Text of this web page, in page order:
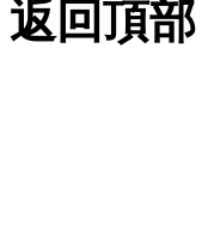
返回頂部